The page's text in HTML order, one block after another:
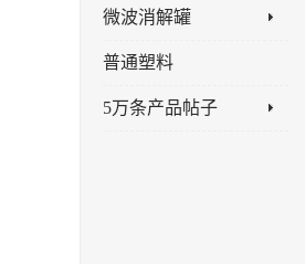
微波消解罐
普通塑料
5万条产品帖子